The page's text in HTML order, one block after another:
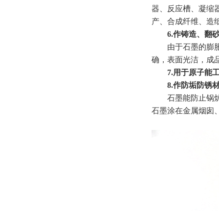
器、反应槽、凝缩
产、合成纤维、造
6.作铸造、翻砂
由于石墨的膨胀
确，表面光洁，成
7.用于原子能工
8.作防垢防锈
石墨能防止锅炉
石墨涂在金属烟囱